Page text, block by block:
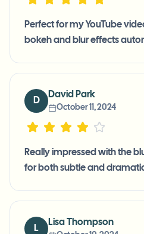
Perfect for my YouTube
bokeh and blur effects
D
David Park
October 11, 2024
Really impressed with the
for both subtle and
L
Lisa Thompson